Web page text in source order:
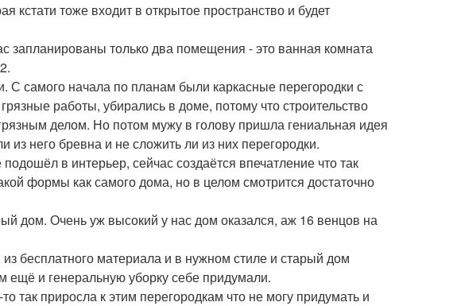
кстати тоже входит в открытое пространство и будет
только два помещения - это ванная комната
С самого начала по планам были каркасные перегородки с
работы, убирались в доме, потому что строительство
делом. Но потом мужу в голову пришла гениальная идея
из него бревна и не сложить ли из них перегородки.
в интерьер, сейчас создаётся впечатление что так
формы как самого дома, но в целом смотрится достаточно
дом. Очень уж высокий у нас дом оказался, аж 16 венцов на
бесплатного материала и в нужном стиле и старый дом
ещё и генеральную уборку себе придумали.
так приросла к этим перегородкам что не могу придумать и